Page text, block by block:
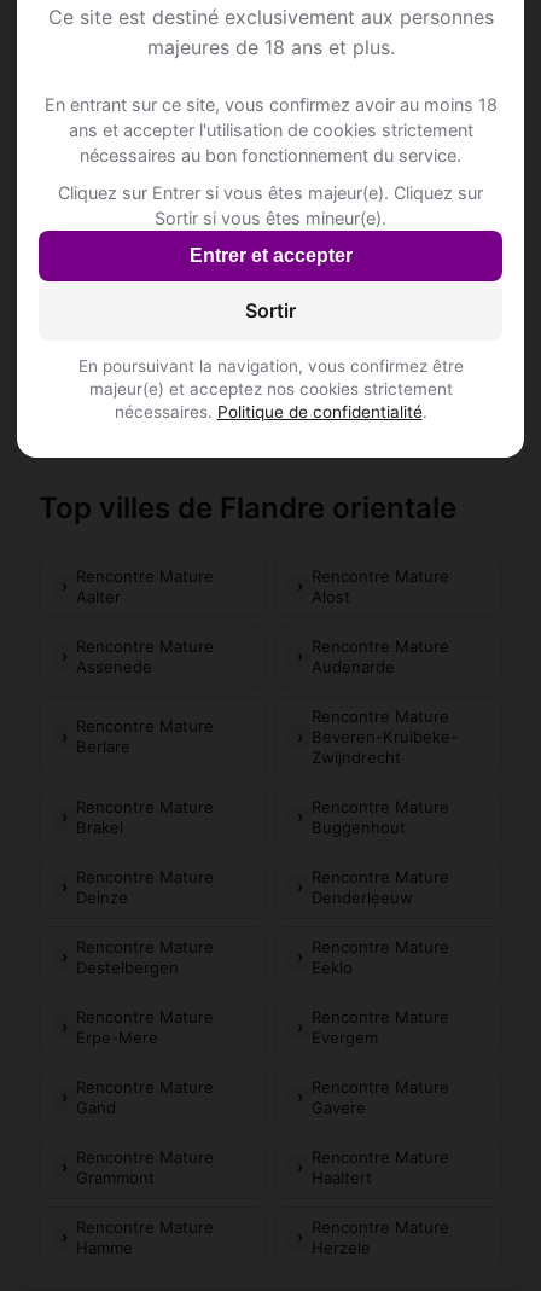
Ce site est destiné exclusivement aux personnes
majeures de 18 ans et plus.
En entrant sur ce site, vous confirmez avoir au moins 18
ans et accepter l'utilisation de cookies strictement
nécessaires au bon fonctionnement du service.
Cliquez sur Entrer si vous êtes majeur(e). Cliquez sur
Sortir si vous êtes mineur(e).
Entrer et accepter
Sortir
En poursuivant la navigation, vous confirmez être
majeur(e) et acceptez nos cookies strictement
nécessaires. Politique de confidentialité.
D'HOMME JONATHAN
Driestenbroekestraat 25
Inscris-toi pour voir le n°
Geraardsbergsestraat 72
Inscris-toi pour voir le n°
📍 Restaurantss 21
Top villes de Flandre orientale
Rencontre Mature
Aalter
Rencontre Mature
Alost
Rencontre Mature
Assenede
Rencontre Mature
Audenarde
Rencontre Mature
Berlare
Rencontre Mature
Beveren-Kruibeke-
Zwijndrecht
Rencontre Mature
Brakel
Rencontre Mature
Buggenhout
Rencontre Mature
Deinze
Rencontre Mature
Denderleeuw
Rencontre Mature
Destelbergen
Rencontre Mature
Eeklo
Rencontre Mature
Erpe-Mere
Rencontre Mature
Evergem
Rencontre Mature
Gand
Rencontre Mature
Gavere
Rencontre Mature
Grammont
Rencontre Mature
Haaltert
Rencontre Mature
Hamme
Rencontre Mature
Herzele